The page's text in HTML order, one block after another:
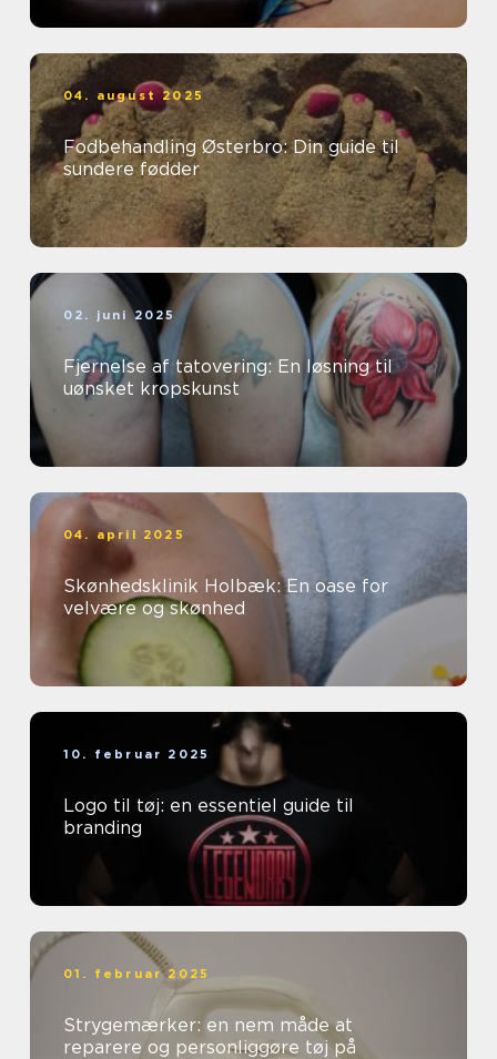
04. august 2025
Fodbehandling Østerbro: Din guide til
sundere fødder
02. juni 2025
Fjernelse af tatovering: En løsning til
uønsket kropskunst
04. april 2025
Skønhedsklinik Holbæk: En oase for
velvære og skønhed
10. februar 2025
Logo til tøj: en essentiel guide til
branding
01. februar 2025
Strygemærker: en nem måde at
reparere og personliggøre tøj på